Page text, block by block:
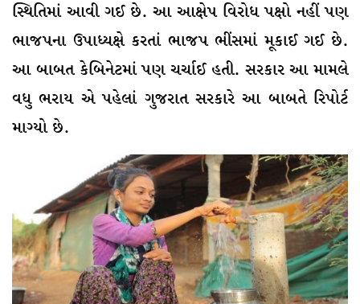
સ્થિતિમાં આવી ગઈ છે. આ આક્ષેપ વિરોધ પક્ષો નહીં પણ
ભાજપના ઉપાધ્યક્ષે કરતાં ભાજપ ભીંસમાં મૂકાઈ ગઈ છે.
આ બાબત કેબિનેટમાં પણ ચર્ચાઈ હતી. સરકાર આ મામલે
વધુ ભરાય એ પહેલાં ગુજરાત સરકારે આ બાબતે રિપોર્ટ
માગ્યો છે.